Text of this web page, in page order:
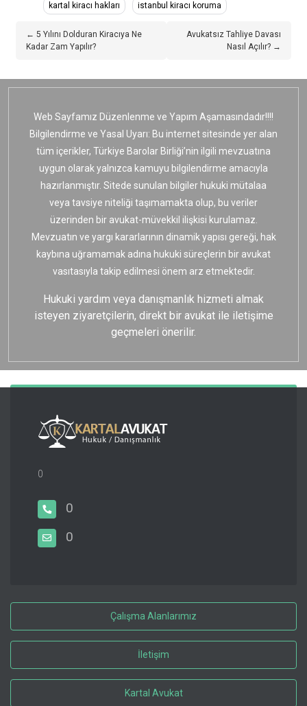
kartal kiracı hakları istanbul kiracı koruma
← 5 Yılını Dolduran Kiracıya Ne
Kadar Zam Yapılır?
Avukatsız Tahliye Davası
Nasıl Açılır? →
Web Sayfamız Düzenlenme ve Yapım Aşamasındadır!!!!
Bilgilendirme ve Yasal Uyarı: Bu internet sitesinde yer alan
tüm içerikler, Türkiye Barolar Birliği’nin ilgili mevzuatına
uygun olarak yalnızca kamuyu bilgilendirme amacıyla
hazırlanmıştır. Sitede sunulan bilgiler hukuki mütalaa
veya tavsiye niteliği taşımamakta olup, bu veriler
üzerinden bir avukat-müvekkil ilişkisi kurulamaz.
Mevzuatın ve yargı kararlarının dinamik yapısı gereği, hak
kaybına uğramamak adına hukuki süreçlerin bir avukat
vasıtasıyla takip edilmesi önem arz etmektedir.
Hukuki yardım veya danışmanlık hizmeti almak
isteyen ziyaretçilerin, direkt bir avukat ile iletişime
geçmeleri önerilir.
0
0
0
Çalışma Alanlarımız
İletişim
Kartal Avukat